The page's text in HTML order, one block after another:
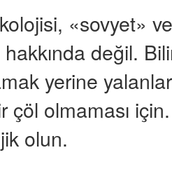
«sovyet»
değil.
yerine
çöl olmaması
olun.